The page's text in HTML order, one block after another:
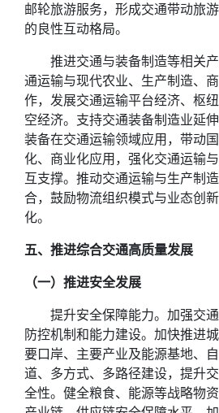
邮轮旅游服务，形成交通带动旅
的良性互动格局。
推进交通与装备制造等相关产
通运输与现代农业、生产制造、
作，发展交通运输平台经济、枢
空经济。支持交通装备制造业延
装备在交通运输领域应用，带动
化、商业化应用，强化交通运输
互支撑。推动交通运输与生产制
合，鼓励物流组织模式与业态创
化。
五、推进综合交通高质量发展
（一）推进安全发展
提升安全保障能力。加强交通
防控机制和能力建设。加快推进
要口岸、主要产业及能源基地、
道、多方式、多路径建设，提升
全性。健全粮食、能源等战略物